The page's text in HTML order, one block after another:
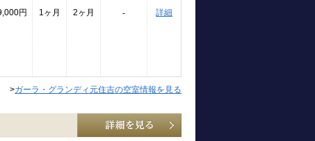
円 1ヶ月 2ヶ月 - 詳細
>ガーラ・グランディ元住吉の空室情報を見る